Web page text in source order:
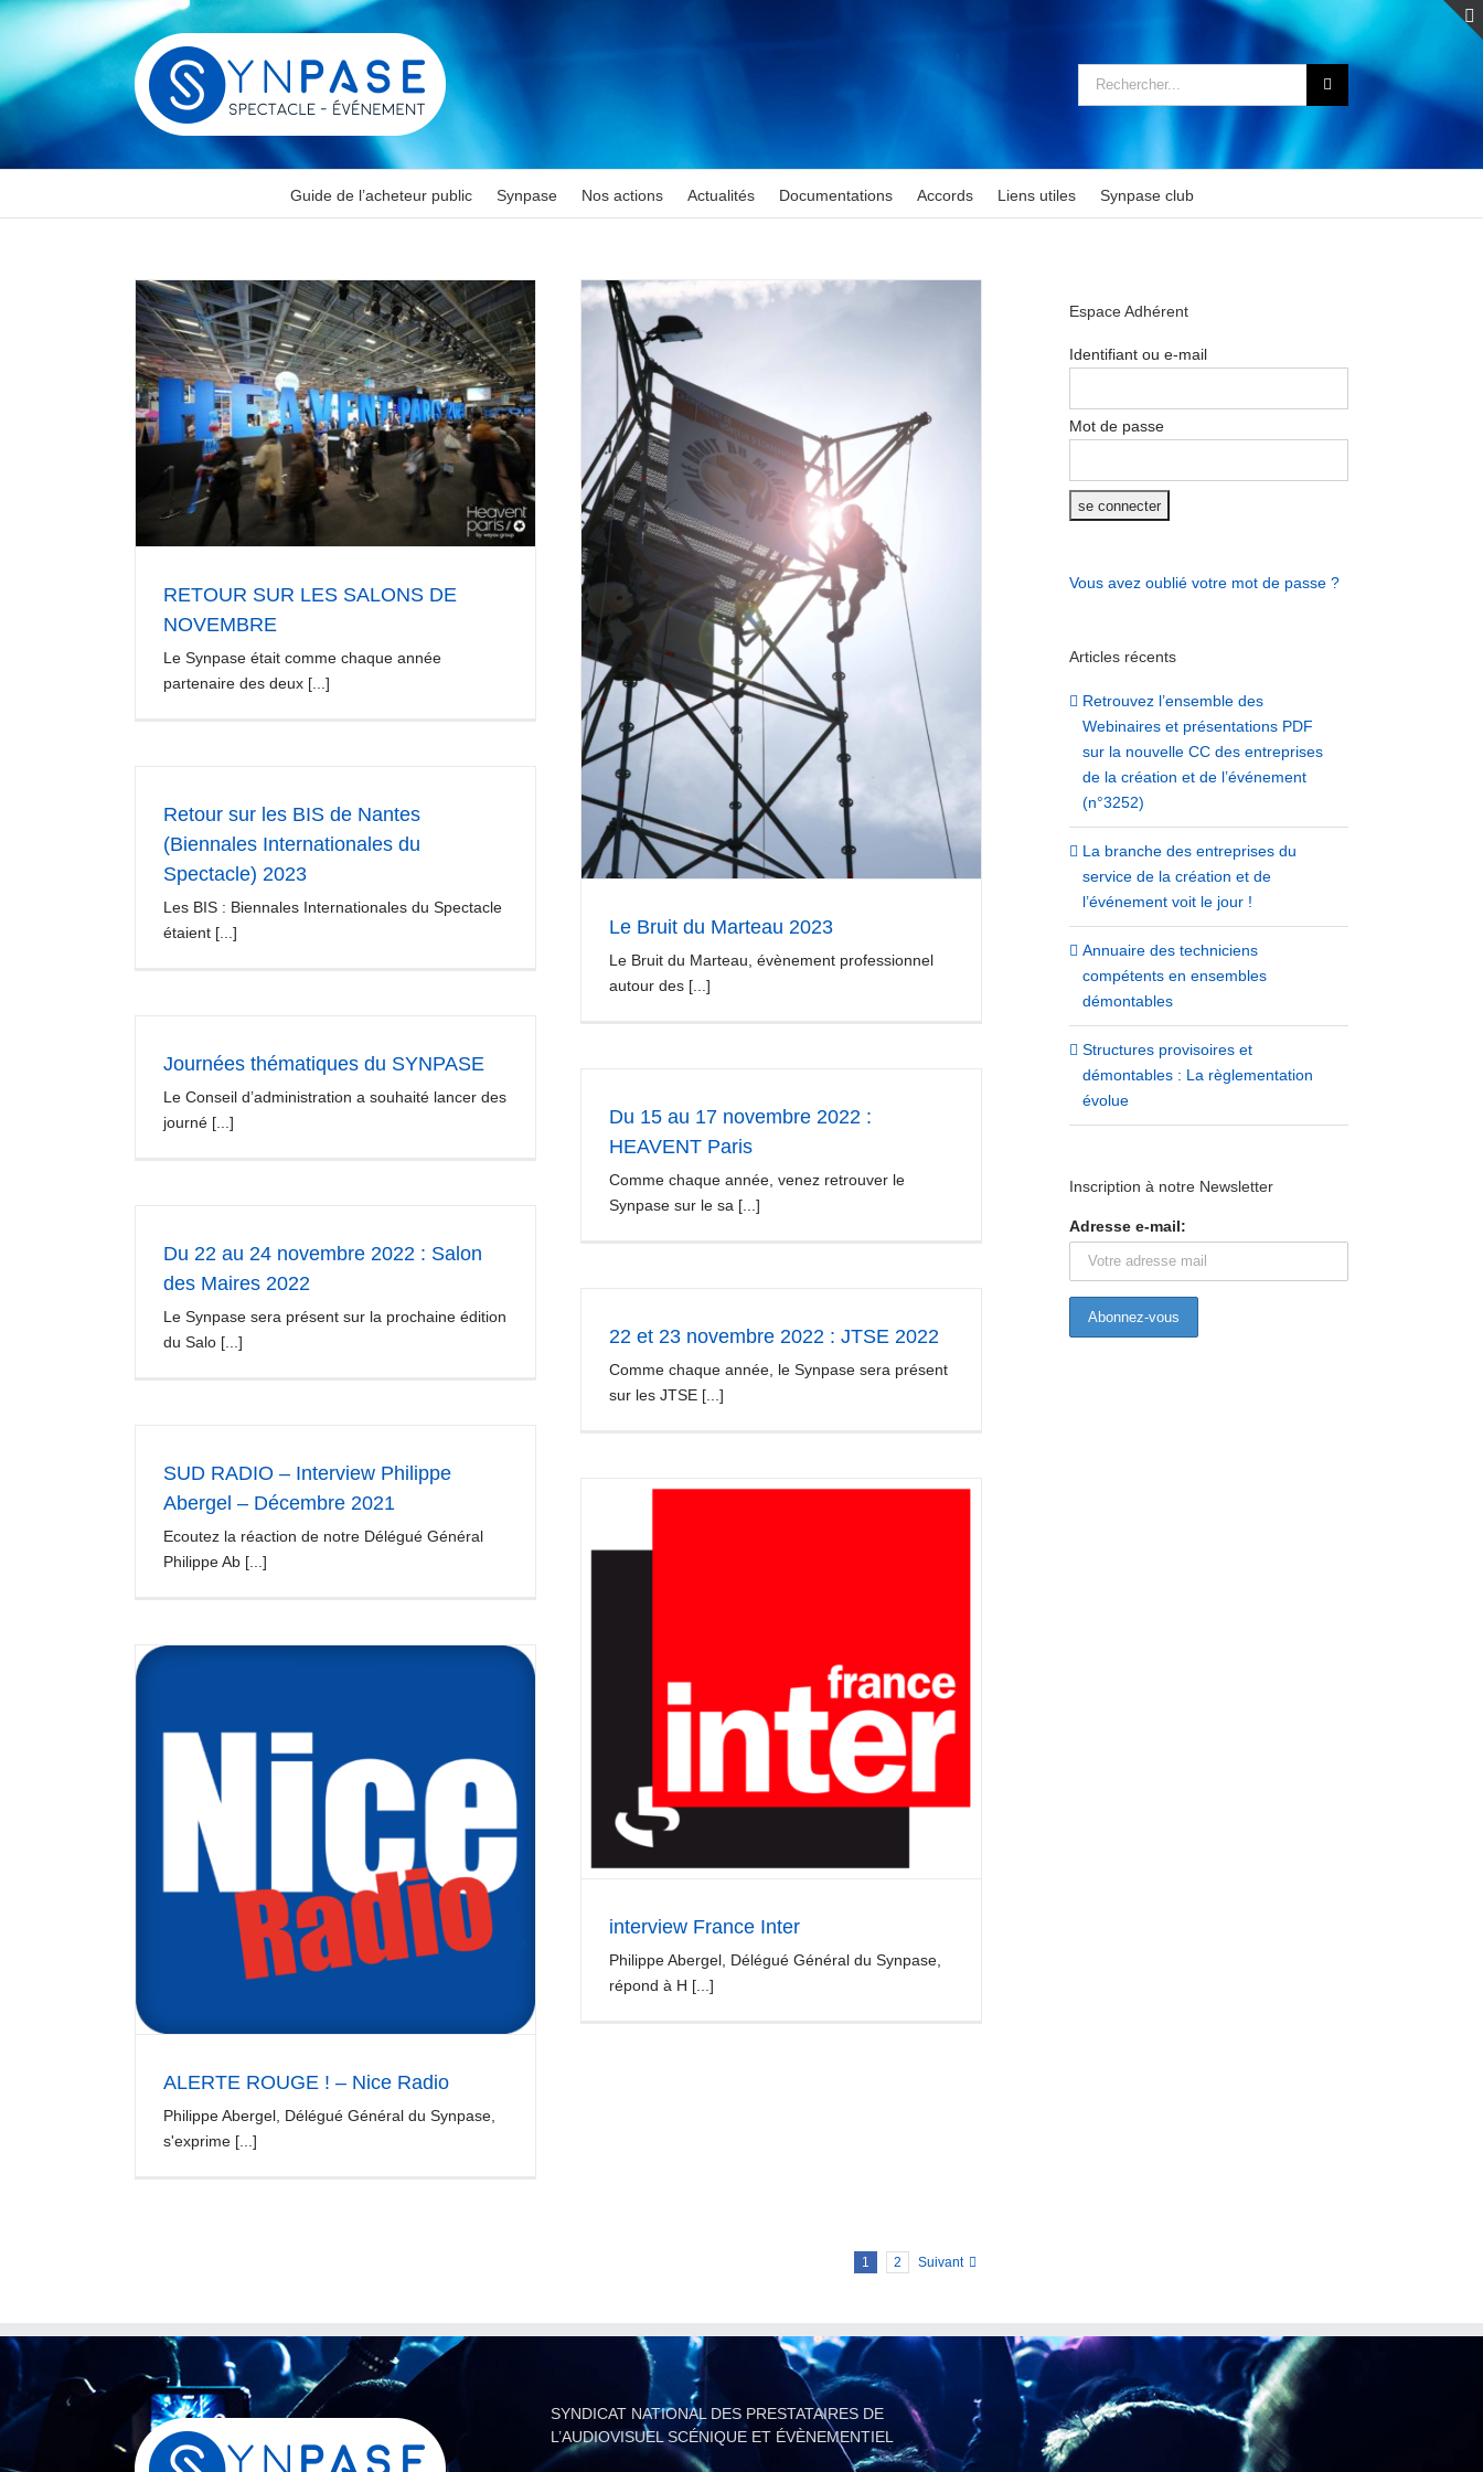
Passer
contenu
Rechercher:
Guide de l’acheteur public Synpase Nos actions Actualités Documentations Accords Liens utiles Synpase club
RETOUR SUR LES SALONS DE
NOVEMBRE
Le Synpase était comme chaque année
partenaire des deux [...]
Evènements professionnels
Le Bruit du Marteau 2023
Le Bruit du Marteau, évènement professionnel
autour des [...]
Retour sur les BIS de Nantes
(Biennales Internationales du
Spectacle) 2023
Les BIS : Biennales Internationales du Spectacle
étaient [...]
Journées thématiques du SYNPASE
Le Conseil d’administration a souhaité lancer des
journé [...]
Du 15 au 17 novembre 2022 :
HEAVENT Paris
Comme chaque année, venez retrouver le
Synpase sur le sa [...]
Du 22 au 24 novembre 2022 : Salon
des Maires 2022
Le Synpase sera présent sur la prochaine édition
du Salo [...]
22 et 23 novembre 2022 : JTSE 2022
Comme chaque année, le Synpase sera présent
sur les JTSE [...]
SUD RADIO – Interview Philippe
Abergel – Décembre 2021
Ecoutez la réaction de notre Délégué Général
Philippe Ab [...]
interview France Inter
Philippe Abergel, Délégué Général du Synpase,
répond à H [...]
ALERTE ROUGE ! – Nice Radio
Philippe Abergel, Délégué Général du Synpase,
s'exprime [...]
1 2 Suivant
Espace Adhérent
Identifiant ou e-mail
Mot de passe
Vous avez oublié votre mot de passe ?
Articles récents
Retrouvez l’ensemble des
Webinaires et présentations PDF
sur la nouvelle CC des entreprises
de la création et de l’événement
(n°3252)
La branche des entreprises du
service de la création et de
l’événement voit le jour !
Annuaire des techniciens
compétents en ensembles
démontables
Structures provisoires et
démontables : La règlementation
évolue
Inscription à notre Newsletter
Adresse e-mail:
SYNDICAT NATIONAL DES PRESTATAIRES DE
L’AUDIOVISUEL SCÉNIQUE ET ÉVÈNEMENTIEL